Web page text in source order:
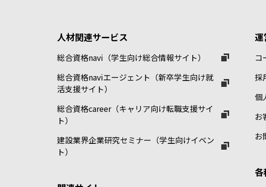
人材関連サービス
総合資格navi（学生向け総合情報サイト）
総合資格naviエージェント（新卒学生向け就
活支援サイト）
総合資格career（キャリア向け転職支援サイ
ト）
建設業界企業研究セミナー（学生向けイベン
ト）
コ
採
個
お
お